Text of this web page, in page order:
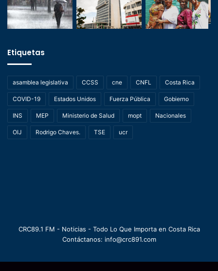
Etiquetas
asamblea legislativa CCSS cne CNFL Costa Rica
COVID-19 Estados Unidos Fuerza Pública Gobierno
INS MEP Ministerio de Salud mopt Nacionales
OIJ Rodrigo Chaves. TSE ucr
CRC89.1 FM - Noticias - Todo Lo Que Importa en Costa Rica
Contáctanos: info@crc891.com